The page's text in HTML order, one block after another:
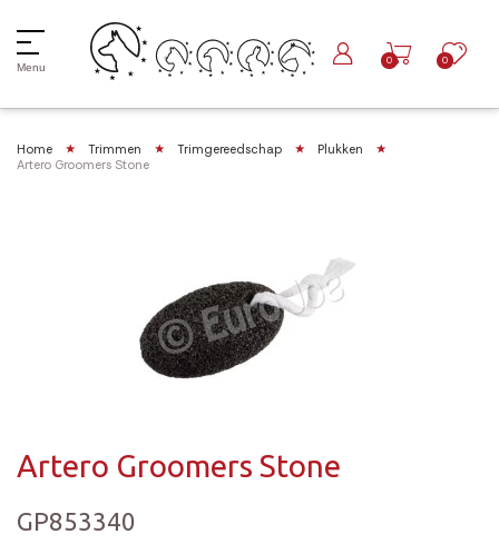
Menu
0 0
Home Trimmen Trimgereedschap
Plukken
Artero Groomers Stone
Artero Groomers Stone
GP853340